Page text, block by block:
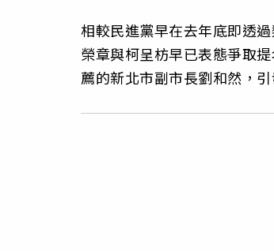
相較民進黨早在去年底即透
榮章與柯呈枋早已表態爭取
薦的新北市副市長劉和然，